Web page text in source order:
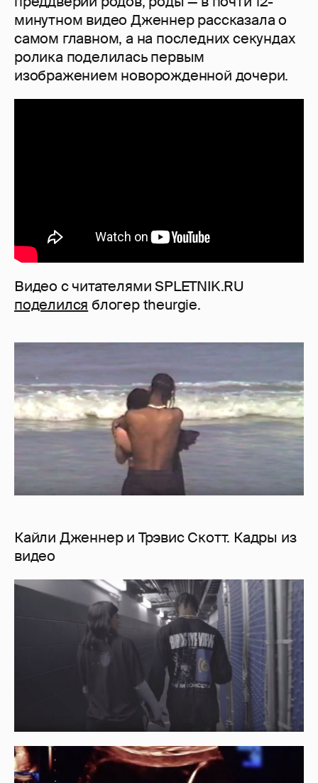
минутном видео Дженнер рассказала о
самом главном, а на последних секундах
ролика поделилась первым
изображением новорожденной дочери.
Видео с читателями SPLETNIK.RU
поделился блогер theurgie.
Кайли Дженнер и Трэвис Скотт. Кадры из
видео